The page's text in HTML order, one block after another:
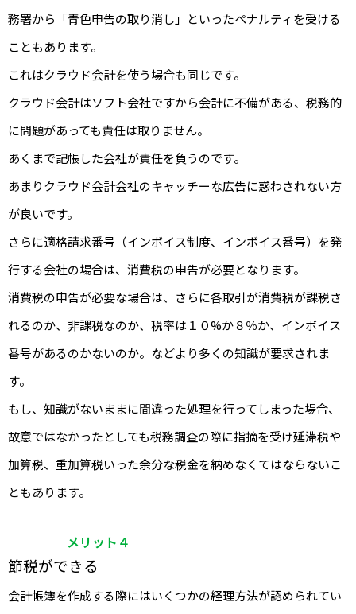
務署から「青色申告の取り消し」といったペナルティを受ける
こともあります。
これはクラウド会計を使う場合も同じです。
クラウド会計はソフト会社ですから会計に不備がある、税務的
に問題があっても責任は取りません。
あくまで記帳した会社が責任を負うのです。
あまりクラウド会計会社のキャッチーな広告に惑わされない方
が良いです。
さらに適格請求番号（インボイス制度、インボイス番号）を発
行する会社の場合は、消費税の申告が必要となります。
消費税の申告が必要な場合は、さらに各取引が消費税が課税さ
れるのか、非課税なのか、税率は１０%か８％か、インボイス
番号があるのかないのか。などより多くの知識が要求されま
す。
もし、知識がないままに間違った処理を行ってしまった場合、
故意ではなかったとしても税務調査の際に指摘を受け延滞税や
加算税、重加算税いった余分な税金を納めなくてはならないこ
ともあります。
メリット４
節税ができる
会計帳簿を作成する際にはいくつかの経理方法が認められてい